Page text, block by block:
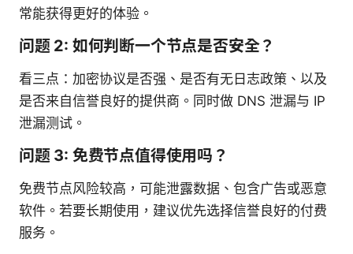
常能获得更好的体验。
问题 2: 如何判断一个节点是否安全？
看三点：加密协议是否强、是否有无日志政策、以及
是否来自信誉良好的提供商。同时做 DNS 泄漏与 IP
泄漏测试。
问题 3: 免费节点值得使用吗？
免费节点风险较高，可能泄露数据、包含广告或恶意
软件。若要长期使用，建议优先选择信誉良好的付费
服务。